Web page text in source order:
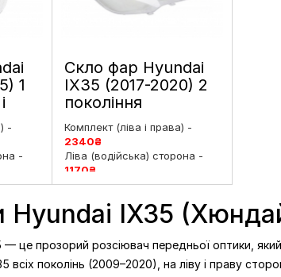
1
-
-
Скло фар Hyundai
IX35 (2017-2020) 2
покоління
дорестайлинг ліве і
праве
Комплект (ліва і права) -
2340₴
Ліва (водійська) сторона -
1170₴
Права (пасажирська)
IX35 (Хюндай
це прозорий розсіювач передньої оптики,
всіх поколінь (2009–2020), на ліву і праву